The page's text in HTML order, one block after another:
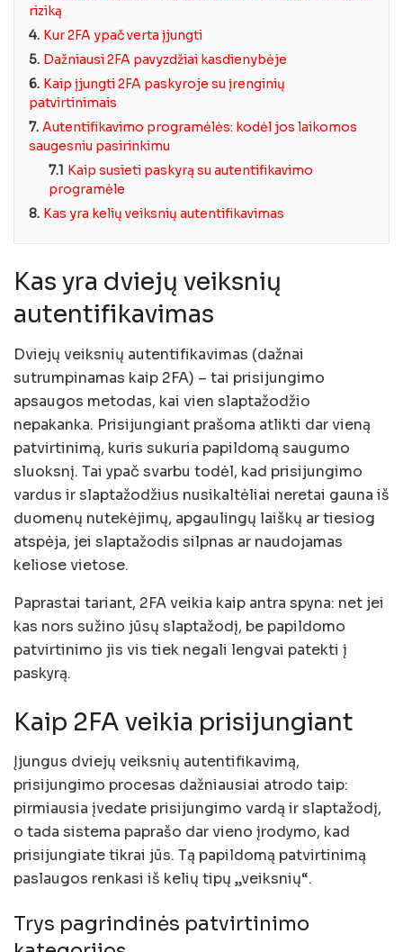
riziką
4. Kur 2FA ypač verta įjungti
5. Dažniausi 2FA pavyzdžiai kasdienybėje
6. Kaip įjungti 2FA paskyroje su įrenginių
patvirtinimais
7. Autentifikavimo programėlės: kodėl jos laikomos
saugesniu pasirinkimu
7.1 Kaip susieti paskyrą su autentifikavimo
programėle
8. Kas yra kelių veiksnių autentifikavimas
Kas yra dviejų veiksnių
autentifikavimas
Dviejų veiksnių autentifikavimas (dažnai
sutrumpinamas kaip 2FA) – tai prisijungimo
apsaugos metodas, kai vien slaptažodžio
nepakanka. Prisijungiant prašoma atlikti dar vieną
patvirtinimą, kuris sukuria papildomą saugumo
sluoksnį. Tai ypač svarbu todėl, kad prisijungimo
vardus ir slaptažodžius nusikaltėliai neretai gauna iš
duomenų nutekėjimų, apgaulingų laiškų ar tiesiog
atspėja, jei slaptažodis silpnas ar naudojamas
keliose vietose.
Paprastai tariant, 2FA veikia kaip antra spyna: net jei
kas nors sužino jūsų slaptažodį, be papildomo
patvirtinimo jis vis tiek negali lengvai patekti į
paskyrą.
Kaip 2FA veikia prisijungiant
Įjungus dviejų veiksnių autentifikavimą,
prisijungimo procesas dažniausiai atrodo taip:
pirmiausia įvedate prisijungimo vardą ir slaptažodį,
o tada sistema paprašo dar vieno įrodymo, kad
prisijungiate tikrai jūs. Tą papildomą patvirtinimą
paslaugos renkasi iš kelių tipų „veiksnių“.
Trys pagrindinės patvirtinimo